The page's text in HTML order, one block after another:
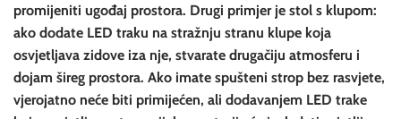
promijeniti ugođaj prostora. Drugi primjer je stol s klupom:
ako dodate LED traku na stražnju stranu klupe koja
osvjetljava zidove iza nje, stvarate drugačiju atmosferu i
dojam šireg prostora. Ako imate spušteni strop bez rasvjete,
vjerojatno neće biti primijećen, ali dodavanjem LED trake